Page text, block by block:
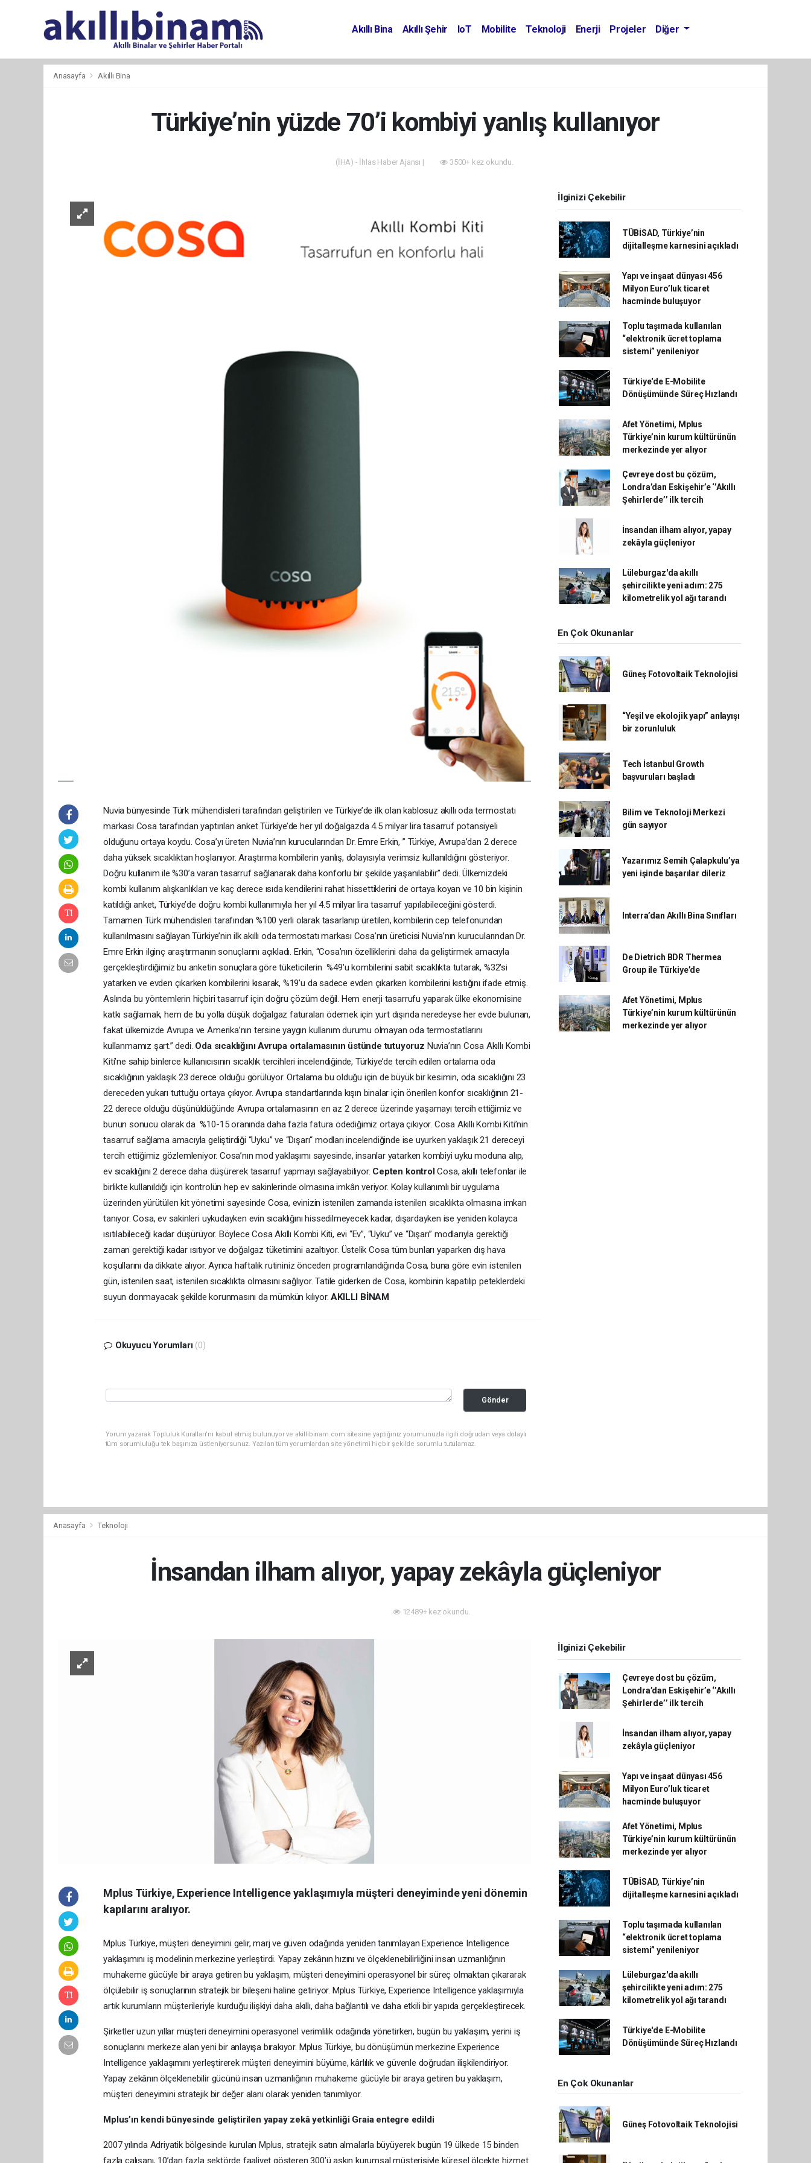
Akıllı Bina Akıllı Şehir IoT Mobilite Teknoloji Enerji Projeler Diğer
Anasayfa Akıllı Bina
Türkiye’nin yüzde 70’i kombiyi yanlış kullanıyor
(İHA) - İhlas Haber Ajansı | 3500+ kez okundu.
Nuvia bünyesinde Türk mühendisleri tarafından geliştirilen ve Türkiye’de ilk olan kablosuz akıllı oda termostatı
markası Cosa tarafından yaptırılan anket Türkiye’de her yıl doğalgazda 4.5 milyar lira tasarruf potansiyeli
olduğunu ortaya koydu. Cosa’yı üreten Nuvia’nın kurucularından Dr. Emre Erkin, ” Türkiye, Avrupa’dan 2 derece
daha yüksek sıcaklıktan hoşlanıyor. Araştırma kombilerin yanlış, dolayısıyla verimsiz kullanıldığını gösteriyor.
Doğru kullanım ile %30’a varan tasarruf sağlanarak daha konforlu bir şekilde yaşanılabilir” dedi. Ülkemizdeki
kombi kullanım alışkanlıkları ve kaç derece ısıda kendilerini rahat hissettiklerini de ortaya koyan ve 10 bin kişinin
katıldığı anket, Türkiye’de doğru kombi kullanımıyla her yıl 4.5 milyar lira tasarruf yapılabileceğini gösterdi.
Tamamen Türk mühendisleri tarafından %100 yerli olarak tasarlanıp üretilen, kombilerin cep telefonundan
kullanılmasını sağlayan Türkiye’nin ilk akıllı oda termostatı markası Cosa’nın üreticisi Nuvia’nın kurucularından Dr.
Emre Erkin ilginç araştırmanın sonuçlarını açıkladı. Erkin, “Cosa’nın özelliklerini daha da geliştirmek amacıyla
gerçekleştirdiğimiz bu anketin sonuçlara göre tüketicilerin %49'u kombilerini sabit sıcaklıkta tutarak, %32'si
yatarken ve evden çıkarken kombilerini kısarak, %19'u da sadece evden çıkarken kombilerini kıstığını ifade etmiş.
Aslında bu yöntemlerin hiçbiri tasarruf için doğru çözüm değil. Hem enerji tasarrufu yaparak ülke ekonomisine
katkı sağlamak, hem de bu yolla düşük doğalgaz faturaları ödemek için yurt dışında neredeyse her evde bulunan,
fakat ülkemizde Avrupa ve Amerika’nın tersine yaygın kullanım durumu olmayan oda termostatlarını
kullanmamız şart.” dedi. Oda sıcaklığını Avrupa ortalamasının üstünde tutuyoruz Nuvia’nın Cosa Akıllı Kombi
Kiti’ne sahip binlerce kullanıcısının sıcaklık tercihleri incelendiğinde, Türkiye’de tercih edilen ortalama oda
sıcaklığının yaklaşık 23 derece olduğu görülüyor. Ortalama bu olduğu için de büyük bir kesimin, oda sıcaklığını 23
dereceden yukarı tuttuğu ortaya çıkıyor. Avrupa standartlarında kışın binalar için önerilen konfor sıcaklığının 21-
22 derece olduğu düşünüldüğünde Avrupa ortalamasının en az 2 derece üzerinde yaşamayı tercih ettiğimiz ve
bunun sonucu olarak da %10-15 oranında daha fazla fatura ödediğimiz ortaya çıkıyor. Cosa Akıllı Kombi Kiti’nin
tasarruf sağlama amacıyla geliştirdiği “Uyku” ve “Dışarı“ modları incelendiğinde ise uyurken yaklaşık 21 dereceyi
tercih ettiğimiz gözlemleniyor. Cosa’nın mod yaklaşımı sayesinde, insanlar yatarken kombiyi uyku moduna alıp,
ev sıcaklığını 2 derece daha düşürerek tasarruf yapmayı sağlayabiliyor. Cepten kontrolCosa, akıllı telefonlar ile
birlikte kullanıldığı için kontrolün hep ev sakinlerinde olmasına imkân veriyor. Kolay kullanımlı bir uygulama
üzerinden yürütülen kit yönetimi sayesinde Cosa, evinizin istenilen zamanda istenilen sıcaklıkta olmasına imkan
tanıyor. Cosa, ev sakinleri uykudayken evin sıcaklığını hissedilmeyecek kadar, dışardayken ise yeniden kolayca
ısıtılabileceği kadar düşürüyor. Böylece Cosa Akıllı Kombi Kiti, evi “Ev”, “Uyku” ve “Dışarı” modlarıyla gerektiği
zaman gerektiği kadar ısıtıyor ve doğalgaz tüketimini azaltıyor. Üstelik Cosa tüm bunları yaparken dış hava
koşullarını da dikkate alıyor. Ayrıca haftalık rutininiz önceden programlandığında Cosa, buna göre evin istenilen
gün, istenilen saat, istenilen sıcaklıkta olmasını sağlıyor. Tatile giderken de Cosa, kombinin kapatılıp peteklerdeki
suyun donmayacak şekilde korunmasını da mümkün kılıyor.AKILLI BİNAM
Okuyucu Yorumları (0)
Gönder
Yorum yazarak Topluluk Kuralları’nı kabul etmiş bulunuyor ve akillibinam.com sitesine yaptığınız yorumunuzla ilgili doğrudan veya dolaylı
tüm sorumluluğu tek başınıza üstleniyorsunuz. Yazılan tüm yorumlardan site yönetimi hiçbir şekilde sorumlu tutulamaz.
İlginizi Çekebilir
TÜBİSAD, Türkiye’nin
dijitalleşme karnesini açıkladı
Yapı ve inşaat dünyası 456
Milyon Euro’luk ticaret
hacminde buluşuyor
Toplu taşımada kullanılan
“elektronik ücret toplama
sistemi” yenileniyor
Türkiye'de E-Mobilite
Dönüşümünde Süreç Hızlandı
Afet Yönetimi, Mplus
Türkiye’nin kurum kültürünün
merkezinde yer alıyor
Çevreye dost bu çözüm,
Londra’dan Eskişehir’e ‘’Akıllı
Şehirlerde’’ ilk tercih
İnsandan ilham alıyor, yapay
zekâyla güçleniyor
Lüleburgaz'da akıllı
şehircilikte yeni adım: 275
kilometrelik yol ağı tarandı
En Çok Okunanlar
Güneş Fotovoltaik Teknolojisi
“Yeşil ve ekolojik yapı” anlayışı
bir zorunluluk
Tech İstanbul Growth
başvuruları başladı
Bilim ve Teknoloji Merkezi
gün sayıyor
Yazarımız Semih Çalapkulu’ya
yeni işinde başarılar dileriz
Interra’dan Akıllı Bina Sınıfları
De Dietrich BDR Thermea
Group ile Türkiye’de
Afet Yönetimi, Mplus
Türkiye’nin kurum kültürünün
merkezinde yer alıyor
Anasayfa Teknoloji
İnsandan ilham alıyor, yapay zekâyla güçleniyor
12489+ kez okundu.
Mplus Türkiye, Experience Intelligence yaklaşımıyla müşteri deneyiminde yeni dönemin
kapılarını aralıyor.
Mplus Türkiye, müşteri deneyimini gelir, marj ve güven odağında yeniden tanımlayan Experience Intelligence
yaklaşımını iş modelinin merkezine yerleştirdi. Yapay zekânın hızını ve ölçeklenebilirliğini insan uzmanlığının
muhakeme gücüyle bir araya getiren bu yaklaşım, müşteri deneyimini operasyonel bir süreç olmaktan çıkararak
ölçülebilir iş sonuçlarının stratejik bir bileşeni haline getiriyor. Mplus Türkiye, Experience Intelligence yaklaşımıyla
artık kurumların müşterileriyle kurduğu ilişkiyi daha akıllı, daha bağlantılı ve daha etkili bir yapıda gerçekleştirecek.
Şirketler uzun yıllar müşteri deneyimini operasyonel verimlilik odağında yönetirken, bugün bu yaklaşım, yerini iş
sonuçlarını merkeze alan yeni bir anlayışa bırakıyor. Mplus Türkiye, bu dönüşümün merkezine Experience
Intelligence yaklaşımını yerleştirerek müşteri deneyimini büyüme, kârlılık ve güvenle doğrudan ilişkilendiriyor.
Yapay zekânın ölçeklenebilir gücünü insan uzmanlığının muhakeme gücüyle bir araya getiren bu yaklaşım,
müşteri deneyimini stratejik bir değer alanı olarak yeniden tanımlıyor.
Mplus’ın kendi bünyesinde geliştirilen yapay zekâ yetkinliği Graia entegre edildi
2007 yılında Adriyatik bölgesinde kurulan Mplus, stratejik satın almalarla büyüyerek bugün 19 ülkede 15 binden
fazla çalışanı, 10’dan fazla sektörde faaliyet gösteren 300’ü aşkın kurumsal müşterisiyle küresel ölçekte hizmet
İlginizi Çekebilir
Çevreye dost bu çözüm,
Londra’dan Eskişehir’e ‘’Akıllı
Şehirlerde’’ ilk tercih
İnsandan ilham alıyor, yapay
zekâyla güçleniyor
Yapı ve inşaat dünyası 456
Milyon Euro’luk ticaret
hacminde buluşuyor
Afet Yönetimi, Mplus
Türkiye’nin kurum kültürünün
merkezinde yer alıyor
TÜBİSAD, Türkiye’nin
dijitalleşme karnesini açıkladı
Toplu taşımada kullanılan
“elektronik ücret toplama
sistemi” yenileniyor
Lüleburgaz'da akıllı
şehircilikte yeni adım: 275
kilometrelik yol ağı tarandı
Türkiye'de E-Mobilite
Dönüşümünde Süreç Hızlandı
En Çok Okunanlar
Güneş Fotovoltaik Teknolojisi